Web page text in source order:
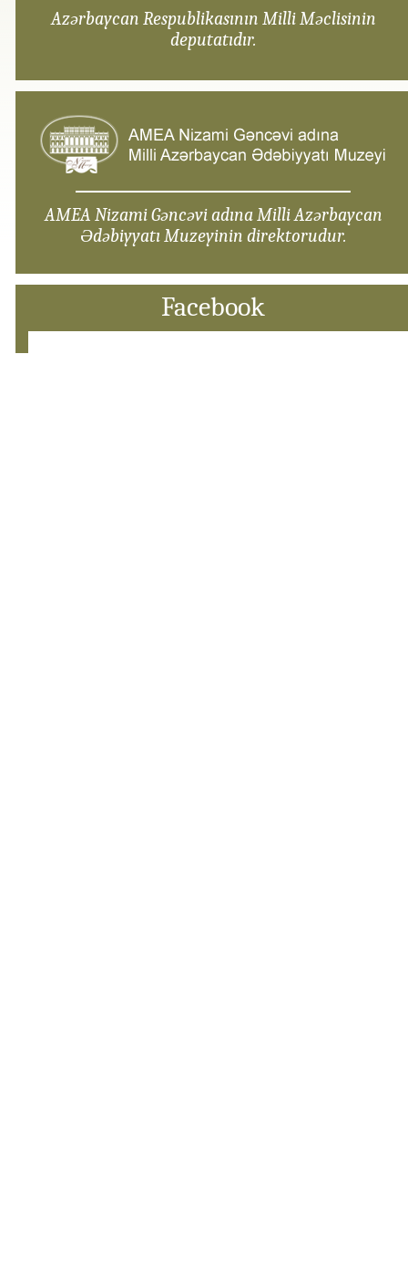
Azərbaycan Respublikasının Milli Məclisinin
deputatıdır.
AMEA Nizami Gəncəvi adına Milli Azərbaycan
Ədəbiyyatı Muzeyinin direktorudur.
Facebook